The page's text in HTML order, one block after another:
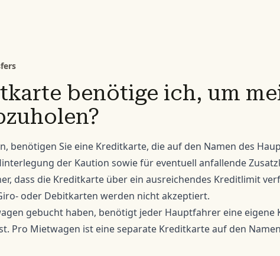
benötige ich, um
benötigen Sie eine Kreditkarte, die auf den Namen des
der Kaution sowie für eventuell anfallende
dass die Kreditkarte über ein ausreichendes Kreditlimit
oder Debitkarten werden nicht akzeptiert.
gebucht haben, benötigt jeder Hauptfahrer eine eigene
Pro Mietwagen ist eine separate Kreditkarte auf den